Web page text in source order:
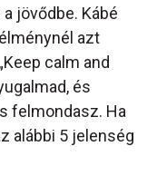
jövődbe. Kábé
azt
calm and
és
felmondasz. Ha
alábbi 5 jelenség